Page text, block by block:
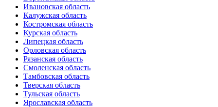
Ивановская область
Калужская область
Костромская область
Курская область
Липецкая область
Орловская область
Рязанская область
Смоленская область
Тамбовская область
Тверская область
Тульская область
Ярославская область